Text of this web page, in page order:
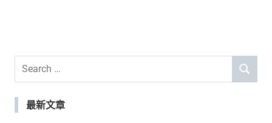
Search
SEARCH
最新文章